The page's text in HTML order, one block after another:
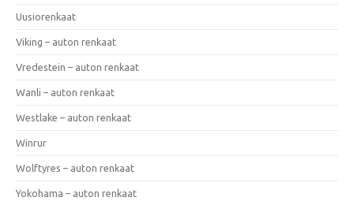
Uusiorenkaat
Viking – auton renkaat
Vredestein – auton renkaat
Wanli – auton renkaat
Westlake – auton renkaat
Winrur
Wolftyres – auton renkaat
Yokohama – auton renkaat